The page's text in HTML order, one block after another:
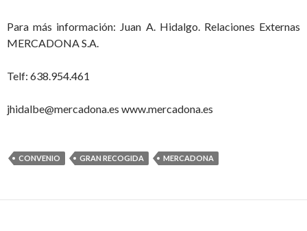
Para más información: Juan A. Hidalgo. Relaciones Externas
MERCADONA S.A.
Telf: 638.954.461
jhidalbe@mercadona.es www.mercadona.es
CONVENIO GRAN RECOGIDA MERCADONA